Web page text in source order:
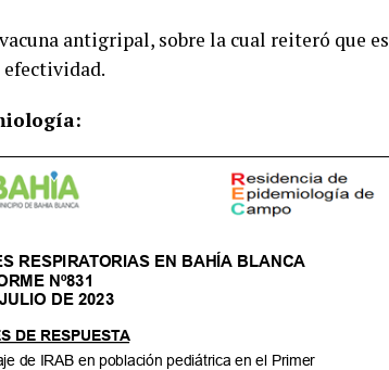
antigripal, sobre la cual reiteró que es
efectividad.